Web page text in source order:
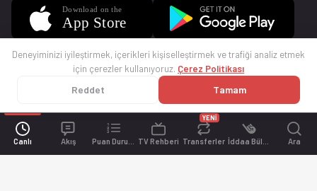
Canlı Akış TV Rehberi Transferler
YENİ
Ara
© 2025 Ofsayt
Deneyiminizi iyileştirmek, içerikleri kişiselleştirmek ve trafiği analiz etmek
için çerezler kullanıyoruz. Çerez Politikası
Reddet Tamam